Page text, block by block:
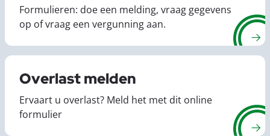
Formulieren: doe een melding, vraag gegevens
op of vraag een vergunning aan.
Overlast melden
Ervaart u overlast? Meld het met dit online
formulier